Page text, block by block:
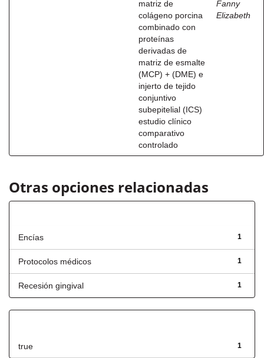
matriz de
colágeno porcina
combinado con
proteínas
derivadas de
matriz de esmalte
(MCP) + (DME) e
injerto de tejido
conjuntivo
subepitelial (ICS)
estudio clínico
comparativo
controlado
Fanny
Elizabeth
Otras opciones relacionadas
1
Encías
1
Protocolos médicos
1
Recesión gingival
1
true